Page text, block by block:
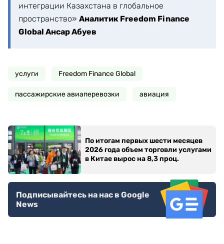
интеграции Казахстана в глобальное
пространство» Аналитик Freedom Finance
Global Ансар Абуев
услуги Freedom Finance Global
пассажирские авиаперевозки авиация
По итогам первых шести месяцев
2026 года объем торговли услугами
в Китае вырос на 8,3 проц.
Подписывайтесь на нас в Google
News